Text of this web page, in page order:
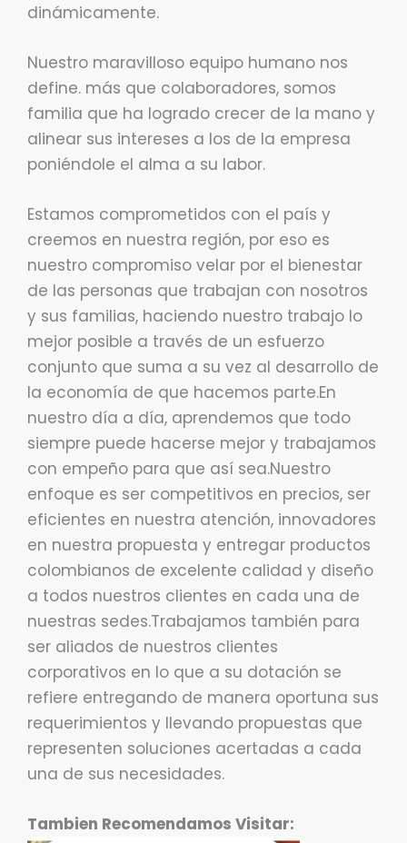
dinámicamente.
Nuestro maravilloso equipo humano nos
define. más que colaboradores, somos
familia que ha logrado crecer de la mano y
alinear sus intereses a los de la empresa
poniéndole el alma a su labor.
Estamos comprometidos con el país y
creemos en nuestra región, por eso es
nuestro compromiso velar por el bienestar
de las personas que trabajan con nosotros
y sus familias, haciendo nuestro trabajo lo
mejor posible a través de un esfuerzo
conjunto que suma a su vez al desarrollo de
la economía de que hacemos parte.En
nuestro día a día, aprendemos que todo
siempre puede hacerse mejor y trabajamos
con empeño para que así sea.Nuestro
enfoque es ser competitivos en precios, ser
eficientes en nuestra atención, innovadores
en nuestra propuesta y entregar productos
colombianos de excelente calidad y diseño
a todos nuestros clientes en cada una de
nuestras sedes.Trabajamos también para
ser aliados de nuestros clientes
corporativos en lo que a su dotación se
refiere entregando de manera oportuna sus
requerimientos y llevando propuestas que
representen soluciones acertadas a cada
una de sus necesidades.
Tambien Recomendamos Visitar: